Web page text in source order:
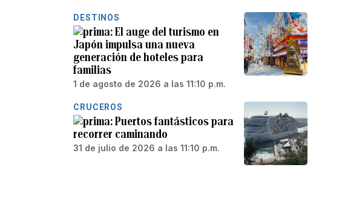
DESTINOS
El auge del turismo en
Japón impulsa una nueva
generación de hoteles para
familias
1 de agosto de 2026 a las 11:10 p.m.
CRUCEROS
Puertos fantásticos para
recorrer caminando
31 de julio de 2026 a las 11:10 p.m.